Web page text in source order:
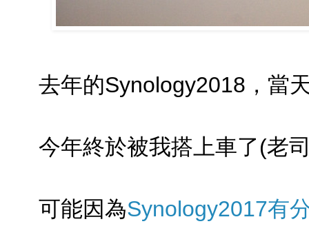
去年的Synology2018，當
今年終於被我搭上車了(老
可能因為Synology2017有